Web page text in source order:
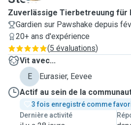
Zuverlässige Tierbetreuung für
Gardien sur Pawshake depuis
20+ ans d'expérience
(5 évaluations)
Vit avec...
E
Eurasier, Eevee
Actif au sein de la
3 fois enregistré comme
Dernière activité